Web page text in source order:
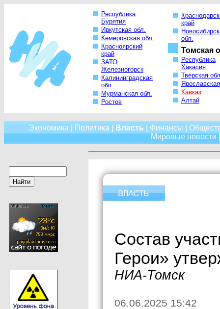
Республика
Бурятия
Иркутская обл.
Кемеровская обл.
Красноярский
край
ЗАТО
Железногорск
Калининградская
обл.
Мурманская обл.
Ростов
край
обл.
Томская
Республика
Хакасия
Тверская
Кавказ
Алтай
Экономика Политика Власть Финансы
Мировые новости
Состав
Герои»
НИА-Томск
06.06.2025 15:42